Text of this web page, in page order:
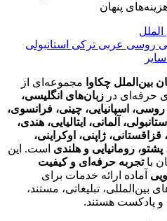
پنهان
الملل
روسی عربی ترکی استانبولی
سایر
بین‌الملل چکاوا مجموعه‌ای از
حرفه‌ای در زبان‌های انگلیسی،
اسپانیایی، چینی، فرانسوی،
آلمانی، ایتالیایی، هندی،
قزاقستانی، ژاپنی، اوکراینی،
پشتو، رومانیایی و هلندی است. این
باتجربه حرفه‌ای و کیفیت
آماده ارائه خدمات برای
بین‌المللی، تبلیغاتی، مستند،
و پادکست هستند.